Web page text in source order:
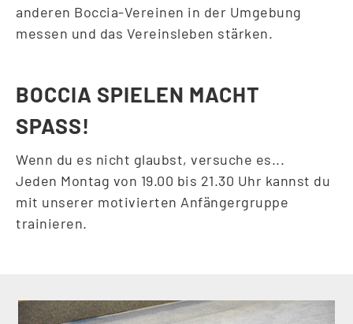
anderen Boccia-Vereinen in der Umgebung
messen und das Vereinsleben stärken.
BOCCIA SPIELEN MACHT
SPASS!
Wenn du es nicht glaubst, versuche es...
Jeden Montag von 19.00 bis 21.30 Uhr kannst du
mit unserer motivierten Anfängergruppe
trainieren.